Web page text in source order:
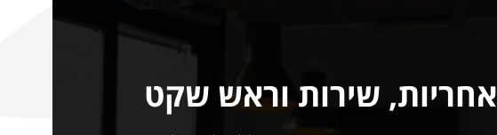
אחריות, שירות וראש שקט